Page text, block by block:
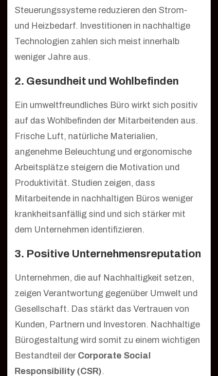
Steuerungssysteme reduzieren den Strom-
und Heizbedarf. Investitionen in nachhaltige
Technologien zahlen sich meist innerhalb
weniger Jahre aus.
2. Gesundheit und Wohlbefinden
Ein umweltfreundliches Büro wirkt sich positiv
auf das Wohlbefinden der Mitarbeitenden aus.
Frische Luft, natürliche Materialien,
angenehme Beleuchtung und ergonomische
Arbeitsplätze steigern die Motivation und
Produktivität. Studien zeigen, dass
Mitarbeitende in nachhaltigen Büros weniger
krankheitsanfällig sind und sich stärker mit
dem Unternehmen identifizieren.
3. Positive Unternehmensreputation
Unternehmen, die auf Nachhaltigkeit setzen,
zeigen Verantwortung gegenüber Umwelt und
Gesellschaft. Das stärkt das Vertrauen von
Kunden, Partnern und Investoren. Nachhaltige
Bürogestaltung wird somit zu einem wichtigen
Bestandteil der Corporate Social
Responsibility (CSR).